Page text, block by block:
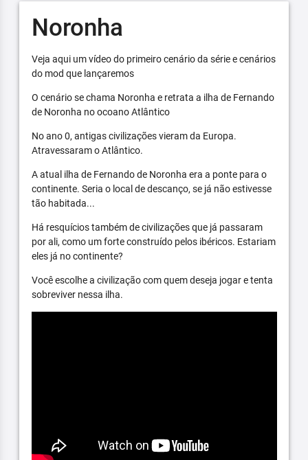
Noronha
Veja aqui um vídeo do primeiro cenário da série e cenários
do mod que lançaremos
O cenário se chama Noronha e retrata a ilha de Fernando
de Noronha no ocoano Atlântico
No ano 0, antigas civilizações vieram da Europa.
Atravessaram o Atlântico.
A atual ilha de Fernando de Noronha era a ponte para o
continente. Seria o local de descanço, se já não estivesse
tão habitada...
Há resquícios também de civilizações que já passaram
por ali, como um forte construído pelos ibéricos. Estariam
eles já no continente?
Você escolhe a civilização com quem deseja jogar e tenta
sobreviver nessa ilha.